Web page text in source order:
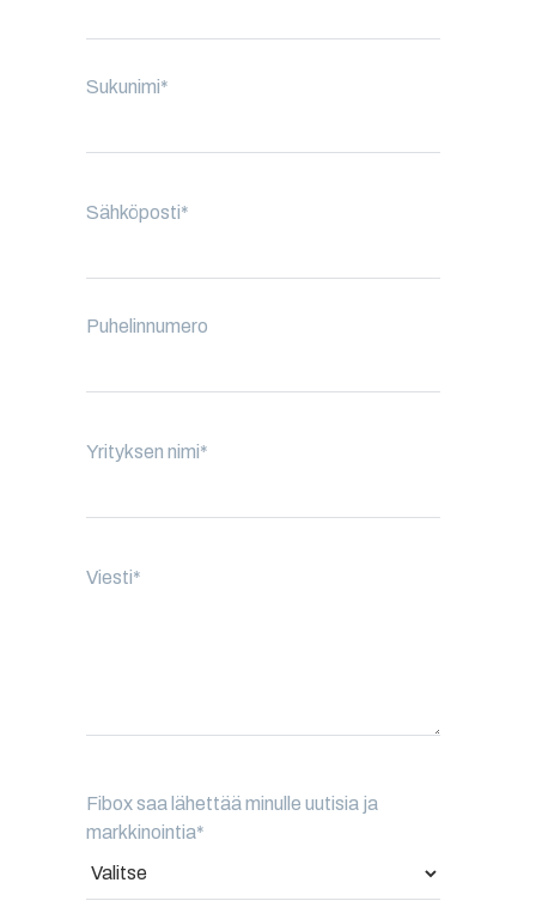
Sukunimi*
Sähköposti*
Puhelinnumero
Yrityksen nimi*
Viesti*
Fibox saa lähettää minulle uutisia ja
markkinointia*